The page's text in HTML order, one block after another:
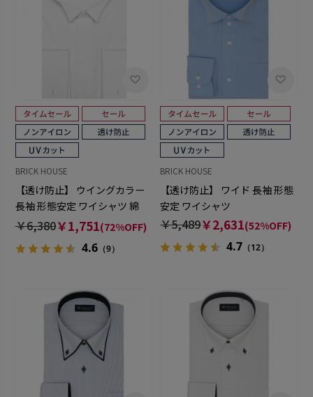
BRICK HOUSE
【透け防止】 ウイングカラー
長袖 形態安定 ワイシャツ 綿
100%
￥6,380￥1,751(72%OFF)
4.6（9）
BRICK HOUSE
【透け防止】 ワイド 長袖 形態
安定 ワイシャツ
￥5,489￥2,631(52%OFF)
4.7 （12）